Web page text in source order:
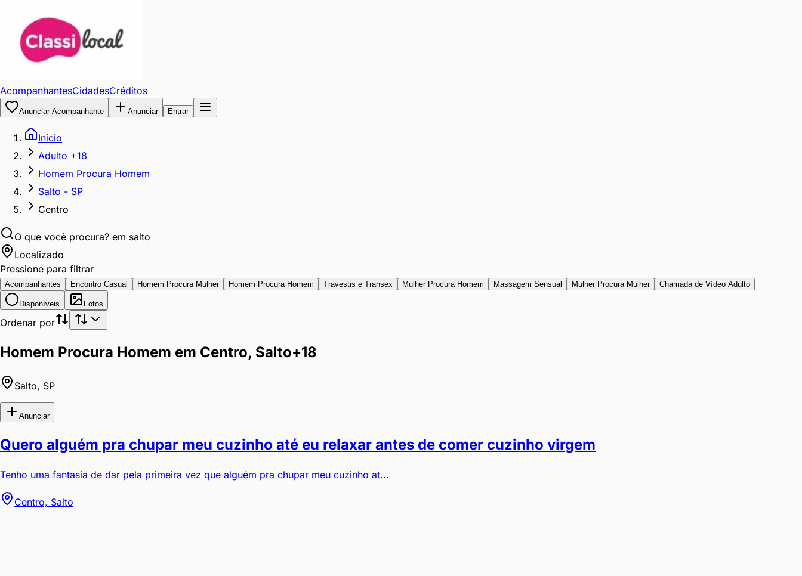
AcompanhantesCidadesCréditos
Anunciar Acompanhante Anunciar Entrar
Início
Adulto +18
Homem Procura Homem
Salto - SP
Centro
O que você procura? em salto
Localizado
Pressione para filtrar
Acompanhantes Encontro Casual Homem Procura Mulher Homem Procura Homem Travestis e Transex Mulher Procura Homem Massagem Sensual Mulher Procura Mulher Chamada de Vídeo Adulto
Disponíveis Fotos
Ordenar por
Homem Procura Homem em Centro, Salto+18
Salto, SP
Anunciar
Quero alguém pra chupar meu cuzinho até eu relaxar antes de comer cuzinho virgem
Tenho uma fantasia de dar pela primeira vez que alguém pra chupar meu cuzinho at...
Centro, Salto